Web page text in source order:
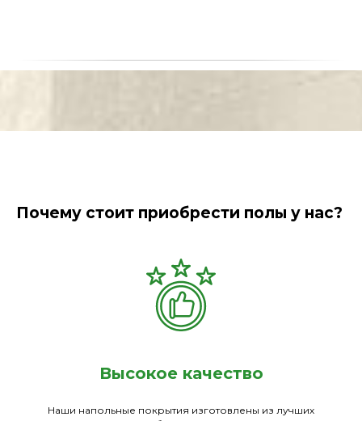
Почему стоит приобрести полы у нас?
Высокое качество
Наши напольные покрытия изготовлены из лучших